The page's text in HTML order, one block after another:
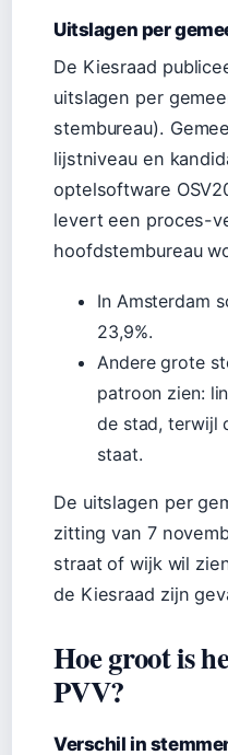
Uitslagen per
De Kiesraad
uitslagen per
stembureau).
lijstniveau en
optelsoftware
levert een proces-
hoofdstembureau
In Amsterdam
23,9%.
Andere grote
patroon zien:
de stad, terwijl
staat.
De uitslagen per
zitting van 7
straat of wijk wil
de Kiesraad zijn
Hoe groot is
PVV?
Verschil in